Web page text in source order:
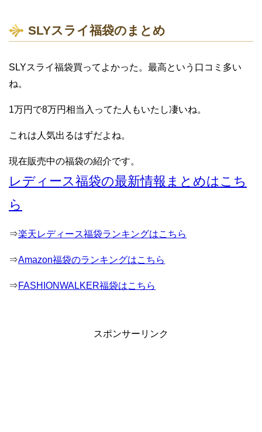
SLYスライ福袋のまとめ
SLYスライ福袋買ってよかった。最高という口コミ多い
ね。
1万円で8万円相当入ってた人もいたし凄いね。
これは人気出るはずだよね。
現在販売中の福袋の紹介です。
レディース福袋の最新情報まとめはこち
ら
⇒楽天レディース福袋ランキングはこちら
⇒Amazon福袋のランキングはこちら
⇒FASHIONWALKER福袋はこちら
スポンサーリンク